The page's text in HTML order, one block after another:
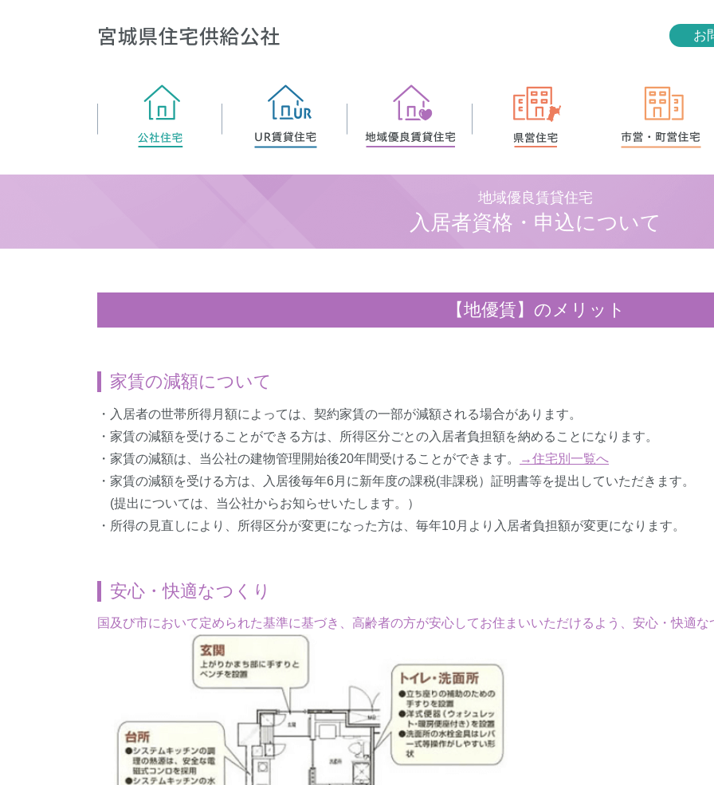
お
地域優良賃貸住宅
入居者資格・申込について
【地優賃】のメリット
家賃の減額について
・入居者の世帯所得月額によっては、契約家賃の一部が減額される場合があります。
・家賃の減額を受けることができる方は、所得区分ごとの入居者負担額を納めることになります。
・家賃の減額は、当公社の建物管理開始後20年間受けることができます。
→住宅別一覧へ
・家賃の減額を受ける方は、入居後毎年6月に新年度の課税(非課税）証明書等を提出していただきます。
(提出については、当公社からお知らせいたします。）
・所得の見直しにより、所得区分が変更になった方は、毎年10月より入居者負担額が変更になります。
安心・快適なつくり
国及び市において定められた基準に基づき、高齢者の方が安心してお住まいいただけるよう、安心・快適な